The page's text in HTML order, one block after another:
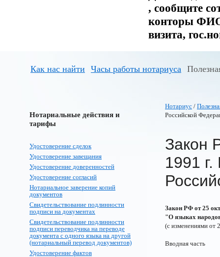
, сообщите
конторы ФИО
визита,
Как нас найти Часы работы нотариуса
Нотариальные действия и
тарифы
Удостоверение сделок
Удостоверение завещания
Удостоверение доверенностей
Удостоверение согласий
Нотариальное заверение копий
документов
Свидетельствование подлинности
подписи на документах
Свидетельствование подлинности
подписи переводчика на переводе
документа с одного языка на другой
(нотариальный перевод документов)
Удостоверение фактов
Нотариус /
Российской
Закон
1991
Закон РФ от 25
"О языках
(с изменениями от
Вводная часть